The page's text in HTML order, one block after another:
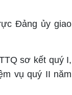
Đảng ủy giao
sơ kết quý I,
vụ quý II năm